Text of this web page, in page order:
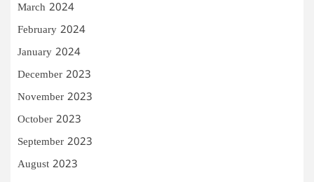
March 2024
February 2024
January 2024
December 2023
November 2023
October 2023
September 2023
August 2023